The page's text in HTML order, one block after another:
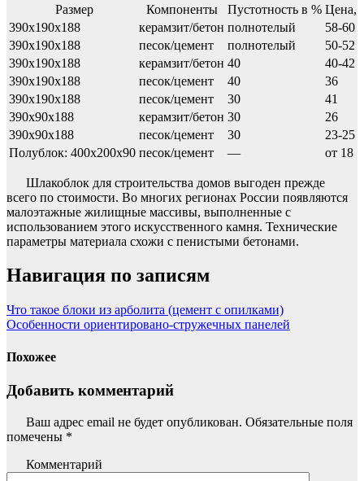
Размер Компоненты Пустотность в % Цена,
390х190х188
керамзит/бетон полнотелый
58-60
390х190х188
песок/цемент полнотелый
50-52
390х190х188
керамзит/бетон 40
40-42
390х190х188
песок/цемент 40
36
390х190х188
песок/цемент 30
41
390х90х188
керамзит/бетон 30
26
390х90х188
песок/цемент 30
23-25
Полублок: 400х200х90 песок/цемент — от 18
Шлакоблок для строительства домов выгоден прежде
всего по стоимости. Во многих регионах России появляются
малоэтажные жилищные массивы, выполненные с
использованием этого искусственного камня. Технические
параметры материала схожи с пенистыми бетонами.
Навигация по записям
Что такое блоки из арболита (цемент с опилками)
Особенности ориентировано-стружечных панелей
Похожее
Добавить комментарий
Ваш адрес email не будет опубликован. Обязательные поля
помечены *
Комментарий